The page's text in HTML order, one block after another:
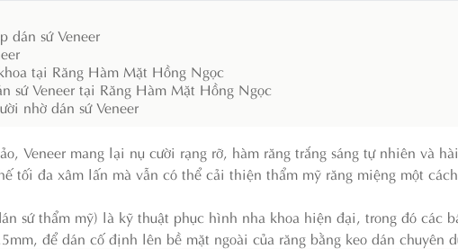
dán sứ Veneer
tại Răng Hàm Mặt Hồng Ngọc
sứ Veneer tại Răng Hàm Mặt Hồng Ngọc
nhờ dán sứ Veneer
Veneer mang lại nụ cười rạng rỡ, hàm răng trắng sáng tự nhiên và
tối đa xâm lấn mà vẫn có thể cải thiện thẩm mỹ răng miệng một
sứ thẩm mỹ) là kỹ thuật phục hình nha khoa hiện đại, trong đó các
để dán cố định lên bề mặt ngoài của răng bằng keo dán chuyên